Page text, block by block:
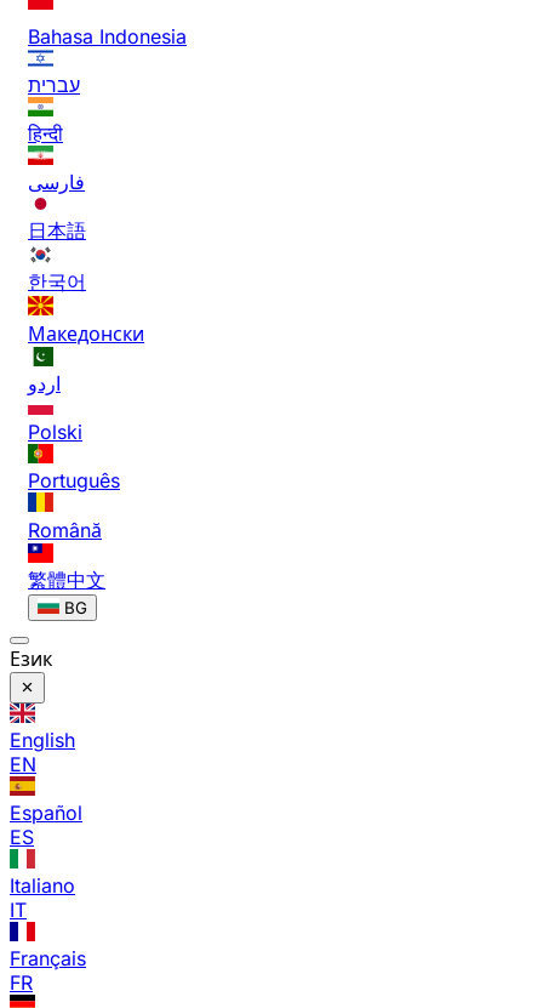
Bahasa Indonesia
עברית
हिन्दी
فارسی
日本語
한국어
Македонски
اردو
Polski
Português
Română
繁體中文
BG
Език
English
EN
Español
ES
Italiano
IT
Français
FR